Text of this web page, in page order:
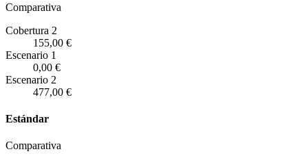
Comparativa
Cobertura 2
155,00 €
Escenario 1
0,00 €
Escenario 2
477,00 €
Estándar
Comparativa